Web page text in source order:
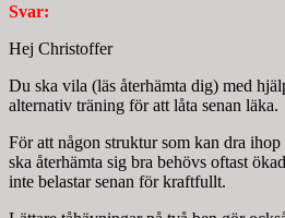
Svar:
Hej Christoffer
Du ska vila (läs återhämta dig) med
alternativ träning för att låta senan läka.
För att någon struktur som kan dra ihop
ska återhämta sig bra behövs oftast
inte belastar senan för kraftfullt.